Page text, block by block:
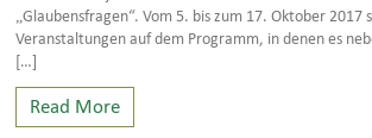
„Glaubensfragen“. Vom 5. bis zum 17. Oktober 2017
Veranstaltungen auf dem Programm, in denen es
[…]
Read More